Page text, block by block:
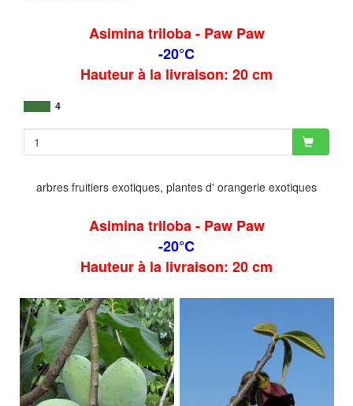
Asimina triloba - Paw Paw
-20°C
Hauteur à la livraison: 20 cm
4
arbres fruitiers exotiques, plantes d' orangerie exotiques
Asimina triloba - Paw Paw
-20°C
Hauteur à la livraison: 20 cm